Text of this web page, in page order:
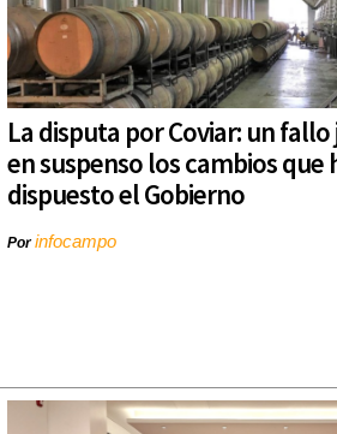
La disputa por Coviar: un
en suspenso los cambios que
dispuesto el Gobierno
Porinfocampo